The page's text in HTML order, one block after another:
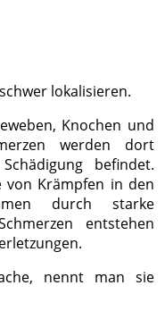
lokalisieren.
Knochen und
werden dort
befindet.
von Krämpfen in den
durch starke
entstehen
nennt man sie